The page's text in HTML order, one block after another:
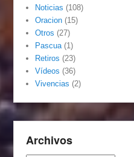
Noticias (108)
Oracion (15)
Otros (27)
Pascua (1)
Retiros (23)
Vídeos (36)
Vivencias (2)
Archivos